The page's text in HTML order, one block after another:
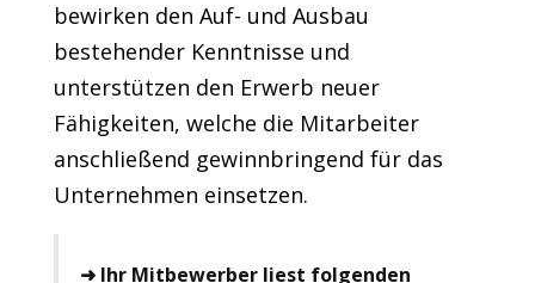
bewirken den Auf- und Ausbau
bestehender Kenntnisse und
unterstützen den Erwerb neuer
Fähigkeiten, welche die Mitarbeiter
anschließend gewinnbringend für das
Unternehmen einsetzen.
➜ Ihr Mitbewerber liest folgenden